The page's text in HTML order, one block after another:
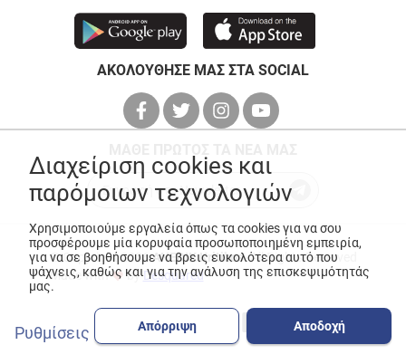
ΑΚΟΛΟΥΘΗΣΕ ΜΑΣ ΣΤΑ SOCIAL
© Copyright 2026ANEDIK Kritikos. All Rights Reserved
Made with
byDesquared
Διαχείριση cookies και
παρόμοιων τεχνολογιών
Χρησιμοποιούμε εργαλεία όπως τα cookies για να σου
προσφέρουμε μία κορυφαία προσωποποιημένη εμπειρία,
για να σε βοηθήσουμε να βρεις ευκολότερα αυτό που
ψάχνεις, καθώς και για την ανάλυση της επισκεψιμότητάς
μας.
Ρυθμίσεις Απόρριψη Αποδοχή